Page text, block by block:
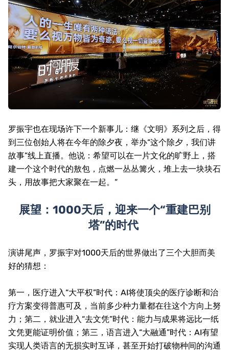
罗振宇也在现场许下一个新事儿：继《文明》系列之后，得
到三位创始人将在今年的除夕夜，举办“这个除夕，我们讲
故事”线上直播。他说：希望可以在一片文化的旷野上，搭
建一个这个时代的敖包，点燃一丛丛篝火，堆上去一块块石
头，用故事把大家聚在一起。”
展望： 1000天后，迎来一个“重建巴别
塔”的时代
演讲尾声，罗振宇对1000天后的世界做出了三个大胆而美
好的猜想：
第一，医疗进入“大平权”时代： AI将使顶尖的医疗诊断和治
疗方案变得普惠可及，当前多少种力量都在往这个方向上努
力；第二，就业进入“去文凭”时代：能力与成果将远比一纸
文凭更能证明价值；第三，语言进入“大融通”时代： AI有望
实现人类语言的无损实时互译，甚至开始打破物种间的沟通